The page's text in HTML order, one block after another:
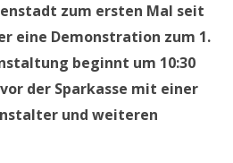
zum ersten Mal seit
eine Demonstration zum 1.
beginnt um 10:30
der Sparkasse mit einer
und weiteren